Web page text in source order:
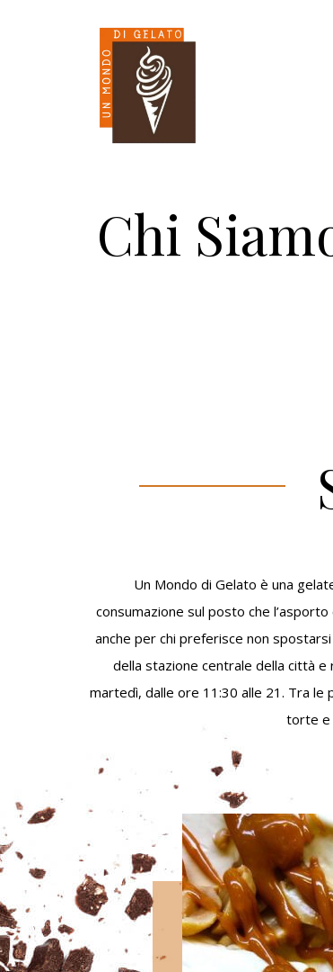
Chi
Un Mondo di Gelato è una
consumazione sul posto che
anche per chi preferisce non
della stazione centrale della città
martedì, dalle ore 11:30 alle 21. Tra
torte e